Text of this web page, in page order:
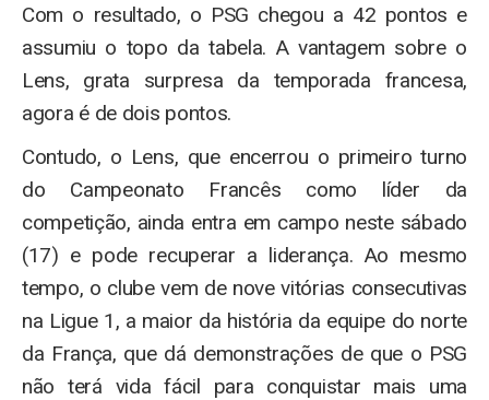
Com o resultado, o PSG chegou a 42 pontos e
assumiu o topo da tabela. A vantagem sobre o
Lens, grata surpresa da temporada francesa,
agora é de dois pontos.
Contudo, o Lens, que encerrou o primeiro turno
do Campeonato Francês como líder da
competição, ainda entra em campo neste sábado
(17) e pode recuperar a liderança. Ao mesmo
tempo, o clube vem de nove vitórias consecutivas
na Ligue 1, a maior da história da equipe do norte
da França, que dá demonstrações de que o PSG
não terá vida fácil para conquistar mais uma